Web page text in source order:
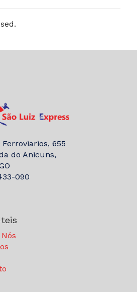
Ferroviarios, 655
do Anicuns,
090